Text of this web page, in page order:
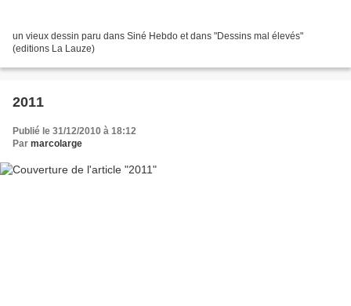
un vieux dessin paru dans Siné Hebdo et dans "Dessins mal élevés"
(editions La Lauze)
2011
Publié le 31/12/2010 à 18:12
Par marcolarge